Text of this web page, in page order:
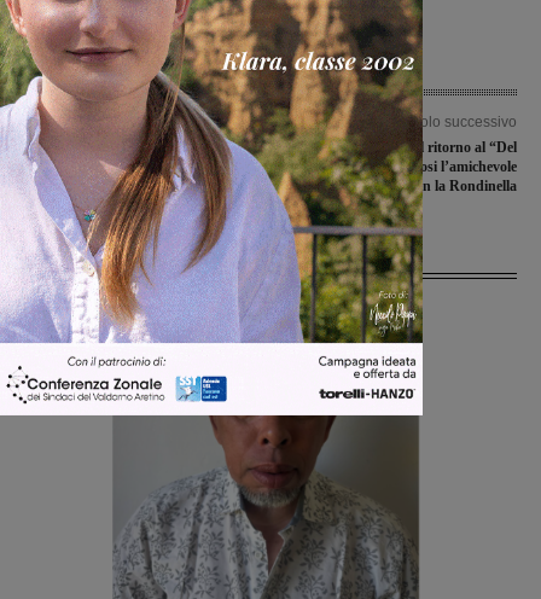
Articolo precedente
Poggio di Loro in festa: 600 persone
alla prima serata della Sagra della
Pulenda
Articolo successivo
Il Figline battezza il ritorno al “Del
Buffa” aggiudicandosi l’amichevole
con la Rondinella
Ultime Notizie